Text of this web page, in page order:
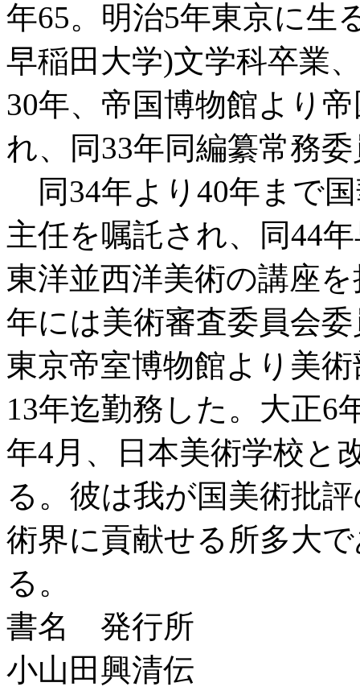
年65。明治5年東京に生
早稲田大学)文学科卒業
30年、帝国博物館より
れ、同33年同編纂常務
同34年より40年まで
主任を嘱託され、同44
東洋並西洋美術の講座
年には美術審査委員会
東京帝室博物館より美
13年迄勤務した。大正6
年4月、日本美術学校と
る。彼は我が国美術批
術界に貢献せる所多大
る。
書名 発行所
小山田興清伝